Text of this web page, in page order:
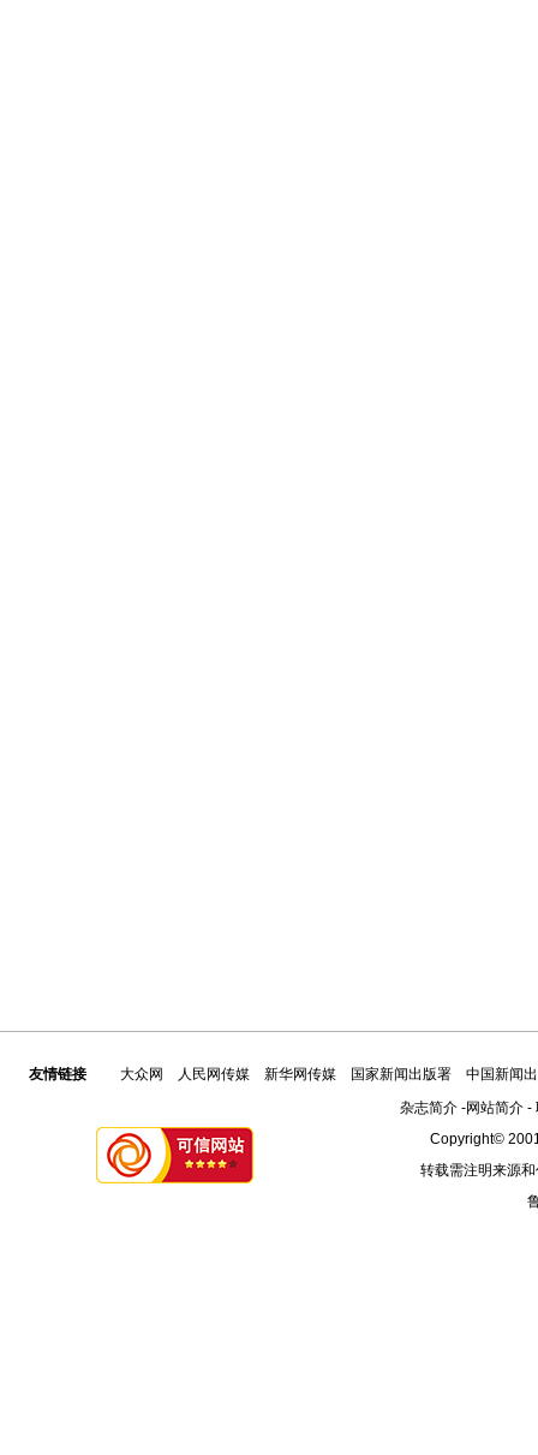
友情链接 大众网 人民网传媒 新华网传媒 国家新闻出版署
中国新闻
杂志简介-网站简介-
Copyright©
转载需注明来源